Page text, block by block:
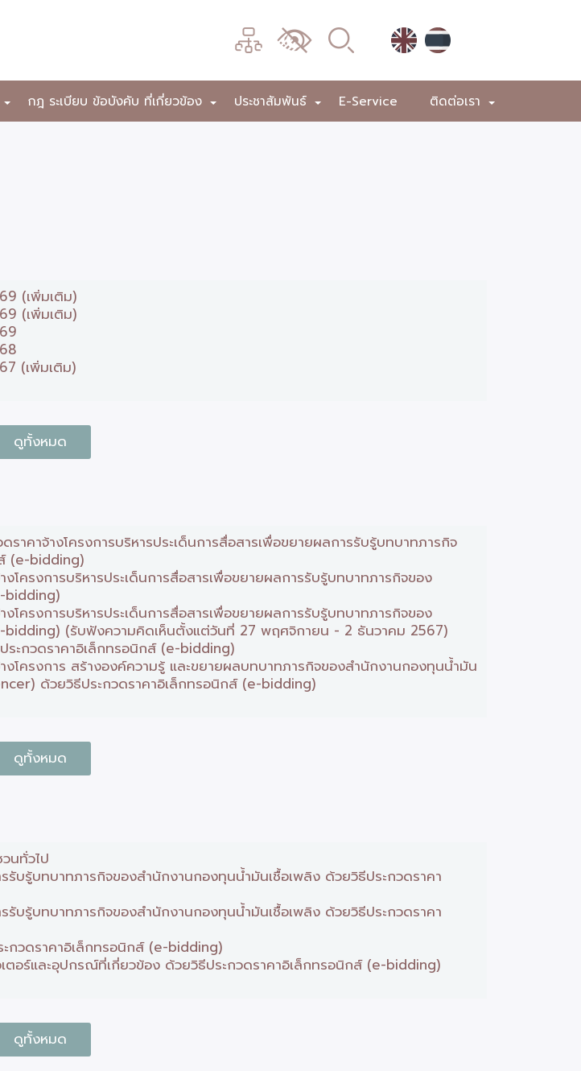
เมนู
เปลี่ยน
ผล
+ +
กฎ ระเบียบ ข้อบังคับ ที่เกี่ยวข้อง +
ประชาสัมพันธ์ E-Service +
ติดต่อเรา
(เพิ่มเติม)
(เพิ่มเติม)
(เพิ่มเติม)
ดูทั้งหมด
ราคาจ้างโครงการบริหารประเด็นการสื่อสารเพื่อขยายผลการรับรู้บทบาทภารกิจ
(e-bidding)
โครงการบริหารประเด็นการสื่อสารเพื่อขยายผลการรับรู้บทบาทภารกิจของ
bidding)
โครงการบริหารประเด็นการสื่อสารเพื่อขยายผลการรับรู้บทบาทภารกิจของ
bidding) (รับฟังความคิดเห็นตั้งแต่วันที่ 27 พฤศจิกายน - 2 ธันวาคม 2567)
ระกวดราคาอิเล็กทรอนิกส์ (e-bidding)
งโครงการ สร้างองค์ความรู้ และขยายผลบทบาทภารกิจของสำนักงานกองทุนน้ำมัน
ด้วยวิธีประกวดราคาอิเล็กทรอนิกส์ (e-bidding)
ดูทั้งหมด
นทั่วไป
รับรู้บทบาทภารกิจของสำนักงานกองทุนน้ำมันเชื้อเพลิง ด้วยวิธีประกวดราคา
รับรู้บทบาทภารกิจของสำนักงานกองทุนน้ำมันเชื้อเพลิง ด้วยวิธีประกวดราคา
กวดราคาอิเล็กทรอนิกส์ (e-bidding)
เตอร์และอุปกรณ์ที่เกี่ยวข้อง ด้วยวิธีประกวดราคาอิเล็กทรอนิกส์ (e-bidding)
ดูทั้งหมด